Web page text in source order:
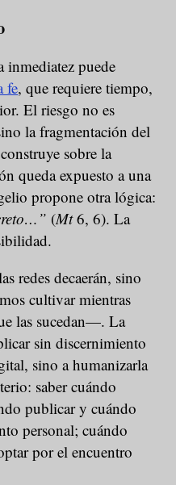
inmediatez puede
fe, que requiere tiempo,
El riesgo no es
la fragmentación del
sobre la
queda expuesto a una
propone otra lógica:
(Mt6, 6). La
redes decaerán, sino
cultivar mientras
las sucedan—. La
sin discernimiento
sino a humanizarla
saber cuándo
publicar y cuándo
personal; cuándo
por el encuentro